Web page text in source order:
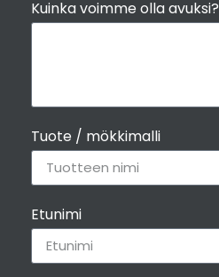
Katso lisätiedot
Kuinka voimme olla avuksi?
Tuote / mökkimalli
Etunimi